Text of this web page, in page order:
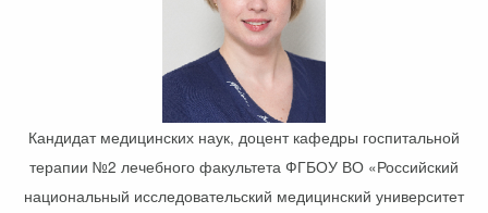
Кандидат медицинских наук, доцент кафедры госпитальной
терапии №2 лечебного факультета ФГБОУ ВО «Российский
национальный исследовательский медицинский университет